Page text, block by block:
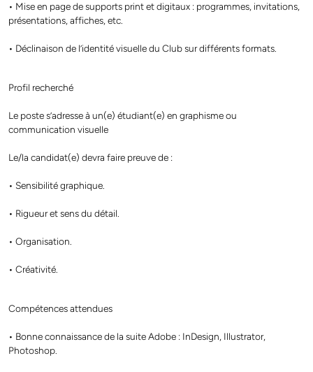
• Mise en page de supports print et digitaux : programmes, invitations,
présentations, affiches, etc.
• Déclinaison de l’identité visuelle du Club sur différents formats.
Profil recherché
Le poste s’adresse à un(e) étudiant(e) en graphisme ou
communication visuelle
Le/la candidat(e) devra faire preuve de :
• Sensibilité graphique.
• Rigueur et sens du détail.
• Organisation.
• Créativité.
Compétences attendues
• Bonne connaissance de la suite Adobe : InDesign, Illustrator,
Photoshop.